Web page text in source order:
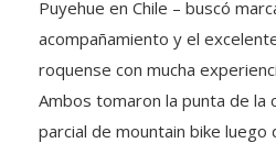
acompañamiento y el
roquense con mucha
Ambos tomaron la punta de la
parcial de mountain bike luego
especial de running que tuvo